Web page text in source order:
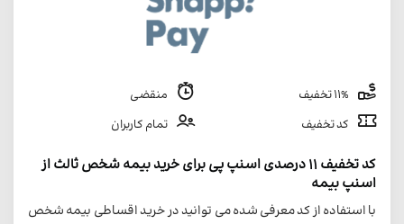
منقضی
کد تخفیف
تمام کاربران
کد تخفیف 11 درصدی اسنپ پی برای خرید بیمه شخص ثالث از
اسنپ بیمه
با استفاده از کد معرفی شده می توانید در خرید اقساطی بیمه شخص